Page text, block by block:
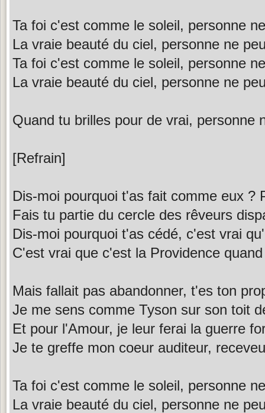
Ta foi c'est comme le soleil, personne
La vraie beauté du ciel, personne ne
Ta foi c'est comme le soleil, personne
La vraie beauté du ciel, personne ne
Quand tu brilles pour de vrai, personne
[Refrain]
Dis-moi pourquoi t'as fait comme eux ?
Fais tu partie du cercle des rêveurs
Dis-moi pourquoi t'as cédé, c'est vrai
C'est vrai que c'est la Providence
Mais fallait pas abandonner, t'es ton
Je me sens comme Tyson sur son toit
Et pour l'Amour, je leur ferai la guerre
Je te greffe mon coeur auditeur,
Ta foi c'est comme le soleil, personne
La vraie beauté du ciel, personne ne